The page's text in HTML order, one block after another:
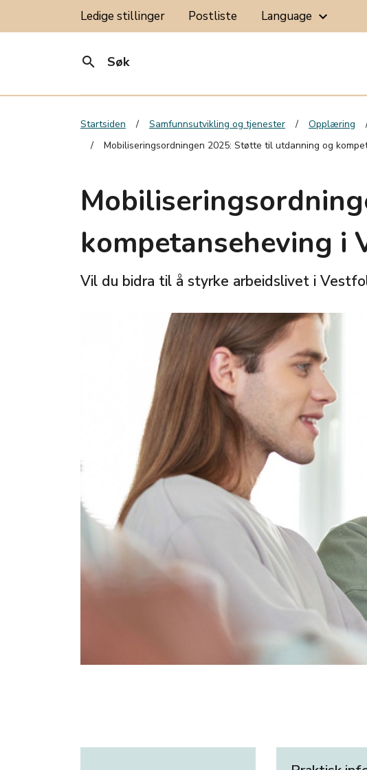
Ledige stillinger Postliste Language keyboard_arrow_down
search Søk
Startsiden Samfunnsutvikling og tjenester Opplæring
Mobiliseringsordningen 2025: Støtte til utdanning og
kompetanseheving i
Vil du bidra til å styrke arbeidslivet i